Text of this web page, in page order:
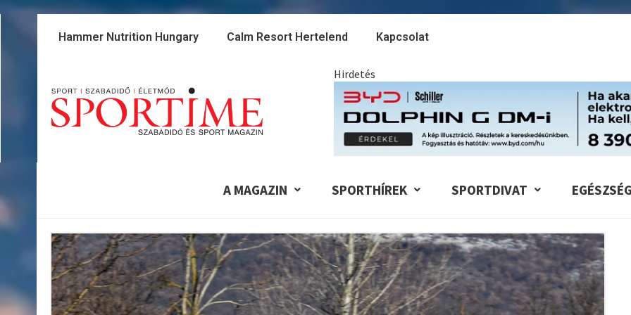
Skip
Hammer Nutrition Hungary Calm Resort Hertelend Kapcsolat
Hirdetés
A MAGAZIN SPORTHÍREK SPORTDIVAT EGÉSZSÉG